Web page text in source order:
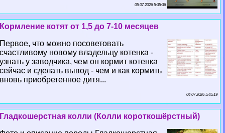
05 07 2026 5:35:36
Кормление котят от 1,5 до 7-10 месяцев
Первое, что можно посоветовать
счастливому новому владельцу котенка -
узнать у заводчика, чем он кормит котенка
сейчас и сделать вывод - чем и как кормить
вновь приобретенное дитя...
04 07 2026 5:45:19
Гладкошерстная колли (Колли короткошёрстный)